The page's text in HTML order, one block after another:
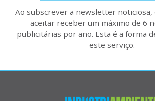
Ao subscrever a newsletter noticiosa,
aceitar receber um máximo de 6
publicitárias por ano. Esta é a forma
este serviço.